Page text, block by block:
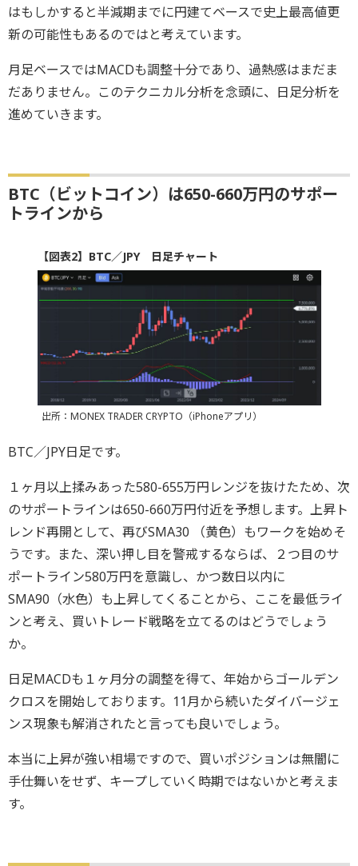
はもしかすると半減期までに円建てベースで史上最高値更
新の可能性もあるのではと考えています。
月足ベースではMACDも調整十分であり、過熱感はまだま
だありません。このテクニカル分析を念頭に、日足分析を
進めていきます。
BTC（ビットコイン）は650-660万円のサポー
トラインから
【図表2】BTC／JPY 日足チャート
出所：MONEX TRADER CRYPTO（iPhoneアプリ）
BTC／JPY日足です。
１ヶ月以上揉みあった580-655万円レンジを抜けたため、次
のサポートラインは650-660万円付近を予想します。上昇ト
レンド再開として、再びSMA30 （黄色）もワークを始めそ
うです。また、深い押し目を警戒するならば、２つ目のサ
ポートライン580万円を意識し、かつ数日以内に
SMA90（水色）も上昇してくることから、ここを最低ライ
ンと考え、買いトレード戦略を立てるのはどうでしょう
か。
日足MACDも１ヶ月分の調整を得て、年始からゴールデン
クロスを開始しております。11月から続いたダイバージェ
ンス現象も解消されたと言っても良いでしょう。
本当に上昇が強い相場ですので、買いポジションは無闇に
手仕舞いをせず、キープしていく時期ではないかと考えま
す。